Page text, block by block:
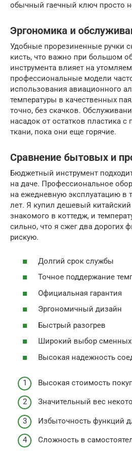
обычный гаечный ключ просто
Эргономика и
Удобные прорезиненные ручки
кисть, что важно при большом
инструмента влияет на
профессиональные модели
использования авиационного
температуры в качественных
точно, без скачков.
насадок от остатков пластика
ткани, пока они еще горячие.
Сравнение бытовых и
Бюджетный инструмент
на даче. Профессиональное
на ежедневную эксплуатацию в
лет. Я купил дешевый
знакомого в коттедж, и
сильно, что я сжег два дорогих
рискую.
Долгий срок службы
Точное поддержание
Официальная гарантия
Эргономичный дизайн
Быстрый разогрев
Широкий выбор сменных
Высокая надежность
Высокая стоимость
Значительный вес
Избыточность функций
Сложность в